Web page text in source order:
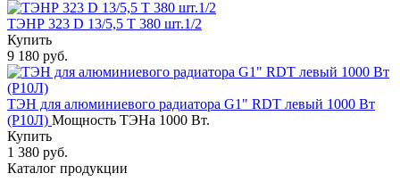
ТЭНР 323 D 13/5,5 Т 380 шт.1/2
Купить
9 180 руб.
ТЭН для алюминиевого радиатора G1" RDT левый 1000 Вт
(Р10Л) Мощность ТЭНа 1000 Вт.
Купить
1 380 руб.
Каталог продукции